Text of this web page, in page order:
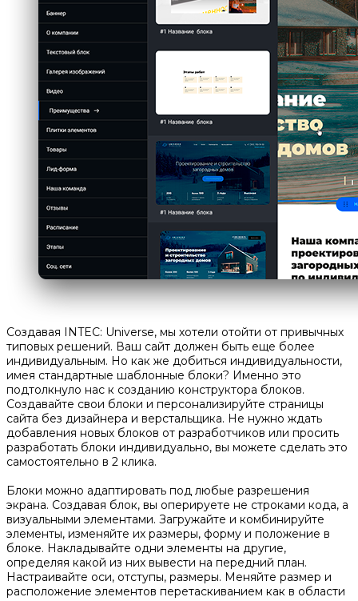
Создавая INTEC: Universe, мы хотели отойти от привычных
типовых решений. Ваш сайт должен быть еще более
индивидуальным. Но как же добиться индивидуальности,
имея стандартные шаблонные блоки? Именно это
подтолкнуло нас к созданию конструктора блоков.
Создавайте свои блоки и персонализируйте страницы
сайта без дизайнера и верстальщика. Не нужно ждать
добавления новых блоков от разработчиков или просить
разработать блоки индивидуально, вы можете сделать это
самостоятельно в 2 клика.
Блоки можно адаптировать под любые разрешения
экрана. Создавая блок, вы оперируете не строками кода, а
визуальными элементами. Загружайте и комбинируйте
элементы, изменяйте их размеры, форму и положение в
блоке. Накладывайте одни элементы на другие,
определяя какой из них вывести на передний план.
Настраивайте оси, отступы, размеры. Меняйте размер и
расположение элементов перетаскиванием как в области